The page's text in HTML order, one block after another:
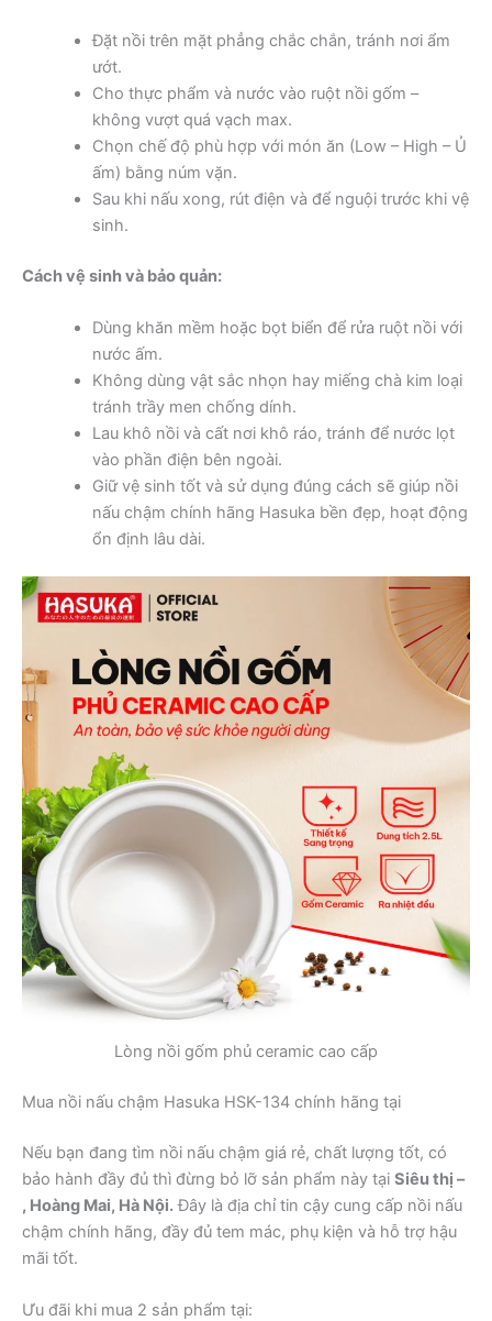
Đặt nồi trên mặt phẳng chắc chắn, tránh nơi ẩm
ướt.
Cho thực phẩm và nước vào ruột nồi gốm –
không vượt quá vạch max.
Chọn chế độ phù hợp với món ăn (Low – High – Ủ
ấm) bằng núm vặn.
Sau khi nấu xong, rút điện và để nguội trước khi vệ
sinh.
Cách vệ sinh và bảo quản:
Dùng khăn mềm hoặc bọt biển để rửa ruột nồi với
nước ấm.
Không dùng vật sắc nhọn hay miếng chà kim loại
tránh trầy men chống dính.
Lau khô nồi và cất nơi khô ráo, tránh để nước lọt
vào phần điện bên ngoài.
Giữ vệ sinh tốt và sử dụng đúng cách sẽ giúp nồi
nấu chậm chính hãng Hasuka bền đẹp, hoạt động
ổn định lâu dài.
Lòng nồi gốm phủ ceramic cao cấp
Mua nồi nấu chậm Hasuka HSK-134 chính hãng tại
Nếu bạn đang tìm nồi nấu chậm giá rẻ, chất lượng tốt, có
bảo hành đầy đủ thì đừng bỏ lỡ sản phẩm này tại Siêu thị –
, Hoàng Mai, Hà Nội.Đây là địa chỉ tin cậy cung cấp nồi nấu
chậm chính hãng, đầy đủ tem mác, phụ kiện và hỗ trợ hậu
mãi tốt.
Ưu đãi khi mua 2 sản phẩm tại: